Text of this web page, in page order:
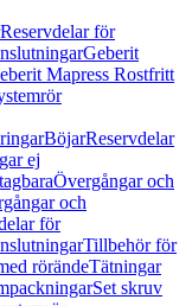
Reservdelar för
Geberit
Mapress Rostfritt
BöjarReservdelar
ej
Övergångar och
och
för
Tillbehör för
rörändeTätningar
Set skruv